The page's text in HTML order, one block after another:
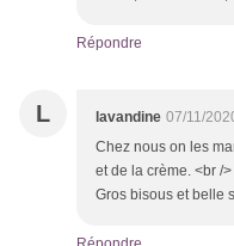
Répondre
L lavandine 07/11/
Chez nous on les
et de la crème. <br /
Gros bisous et belle